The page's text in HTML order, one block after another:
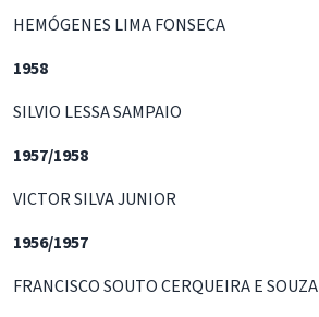
HEMÓGENES LIMA FONSECA
1958
SILVIO LESSA SAMPAIO
1957/1958
VICTOR SILVA JUNIOR
1956/1957
FRANCISCO SOUTO CERQUEIRA E SOUZA